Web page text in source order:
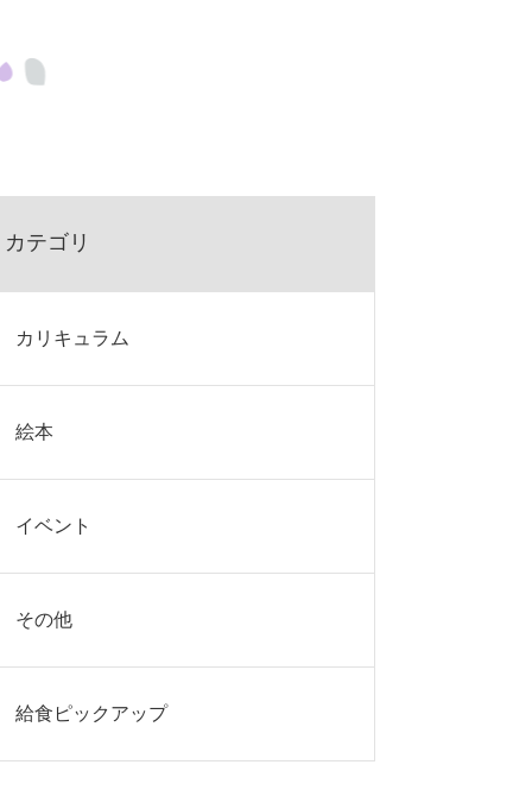
カテゴリ
カリキュラム
絵本
イベント
その他
給食ピックアップ